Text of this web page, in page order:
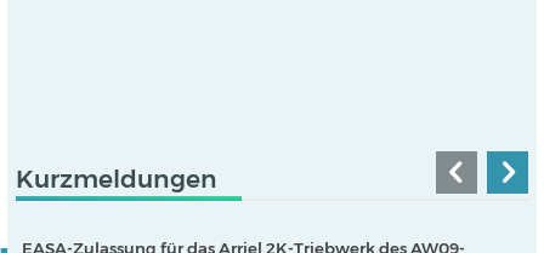
Kurzmeldungen
EASA-Zulassung für das Arriel 2K-Triebwerk des AW09-